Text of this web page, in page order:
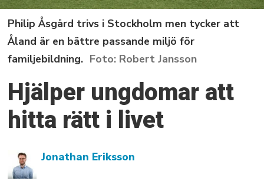
Philip Åsgård trivs i Stockholm men tycker att
Åland är en bättre passande miljö för
familjebildning.
Robert Jansson
Hjälper ungdomar att
hitta rätt i livet
Jonathan Eriksson